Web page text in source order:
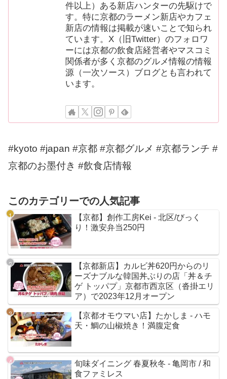
件以上）ある新店ハンターの先駆けで
す。特に京都のラーメン新店やカフェ
新店の情報は掲載が速いことで知られ
ています。X（旧Twitter）のフォロワ
ーには京都の飲食店経営者やマスコミ
関係者が多く京都のグルメ情報の情報
源（一次ソース）ブログとも言われて
います。
#kyoto #japan #京都 #京都グルメ #京都ランチ #
京都のお墨付き #飲食店情報
このカテゴリーでの人気記事
【京都】創作工房Kei - 北区/びっく
り！激安弁当250円
【京都新店】カルビ丼620円からのリ
ーズナブルな韓国丼ぶりの店「丼＆チ
ゲ トッパプ」京都市西京区（沓掛エリ
ア）で2023年12月オープン
【京都オモウマい店】たかしま - ハモ
天・鯛の山椒焼き！満腹定食
旬味ダイニング 春夏秋冬 - 亀岡市 / 和
食ファミレス